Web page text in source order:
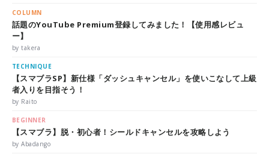
COLUMN
話題のYouTube Premium登録してみました！【使用感レビュ
ー】
by takera
TECHNIQUE
【スマブラSP】新仕様「ダッシュキャンセル」を使いこなして上級
者入りを目指そう！
by Raito
BEGINNER
【スマブラ】脱・初心者！シールドキャンセルを攻略しよう
by Abadango